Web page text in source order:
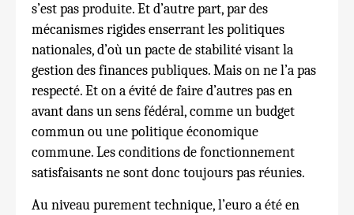
s’est pas produite. Et d’autre part, par des
mécanismes rigides enserrant les politiques
nationales, d’où un pacte de stabilité visant la
gestion des finances publiques. Mais on ne l’a pas
respecté. Et on a évité de faire d’autres pas en
avant dans un sens fédéral, comme un budget
commun ou une politique économique
commune. Les conditions de fonctionnement
satisfaisants ne sont donc toujours pas réunies.
Au niveau purement technique, l’euro a été en